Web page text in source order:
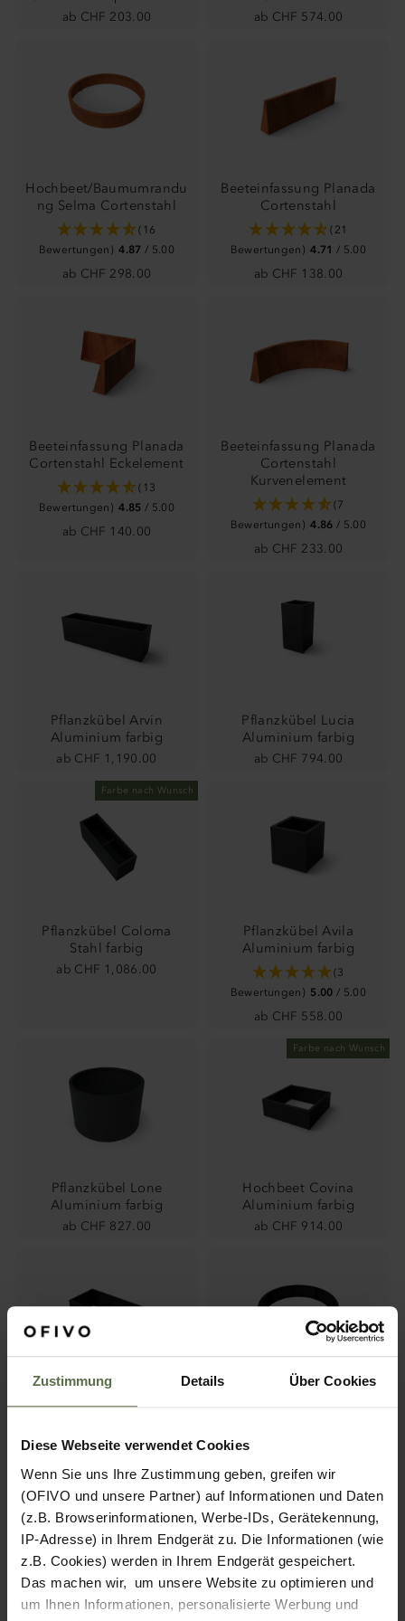
Zustimmung Details Über Cookies
Diese Webseite verwendet Cookies
Wenn Sie uns Ihre Zustimmung geben, greifen wir
(OFIVO und unsere Partner) auf Informationen und Daten
(z.B. Browserinformationen, Werbe-IDs, Gerätekennung,
IP-Adresse) in Ihrem Endgerät zu. Die Informationen (wie
z.B. Cookies) werden in Ihrem Endgerät gespeichert.
Das machen wir, um unsere Website zu optimieren und
um Ihnen Informationen, personalisierte Werbung und
ab CHF 203.00 ab CHF 574.00
Hochbeet/Baumumrandu
ng Selma Cortenstahl
(16
Bewertungen) 4.87 / 5.00
ab CHF 298.00
Beeteinfassung Planada
Cortenstahl
(21
Bewertungen) 4.71 / 5.00
ab CHF 138.00
Beeteinfassung Planada
Cortenstahl Eckelement
(13
Bewertungen) 4.85 / 5.00
ab CHF 140.00
Beeteinfassung Planada
Cortenstahl
Kurvenelement
(7
Bewertungen) 4.86 / 5.00
ab CHF 233.00
Pflanzkübel Arvin
Aluminium farbig
ab CHF 1,190.00
Pflanzkübel Lucia
Aluminium farbig
ab CHF 794.00
Farbe nach Wunsch
Pflanzkübel Coloma
Stahl farbig
ab CHF 1,086.00
Pflanzkübel Avila
Aluminium farbig
(3
Bewertungen) 5.00 / 5.00
ab CHF 558.00
Pflanzkübel Lone
Aluminium farbig
ab CHF 827.00
Farbe nach Wunsch
Hochbeet Covina
Aluminium farbig
ab CHF 914.00
ab CHF 938.00
Auch mit Rollen